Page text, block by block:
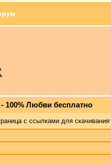
100% Любви бесплатно
с ссылками для скачивания